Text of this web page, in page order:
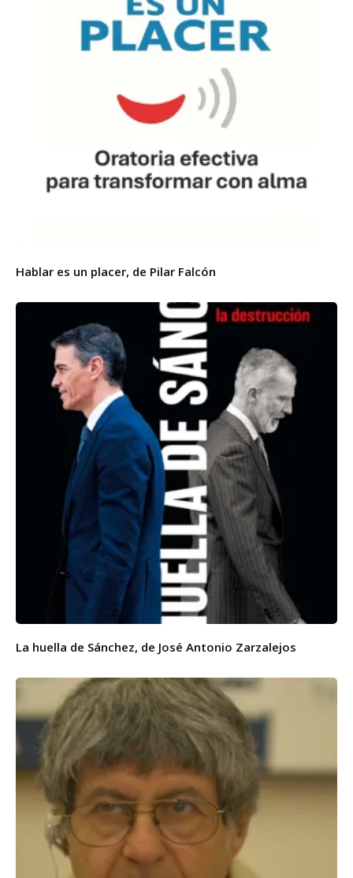
Hablar es un placer, de Pilar Falcón
La huella de Sánchez, de José Antonio Zarzalejos